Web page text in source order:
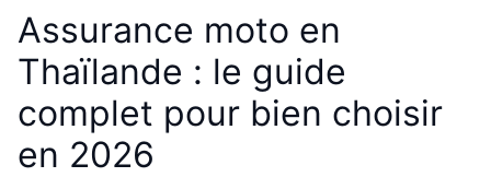
Assurance moto en
Thaïlande : le guide
complet pour bien choisir
en 2026